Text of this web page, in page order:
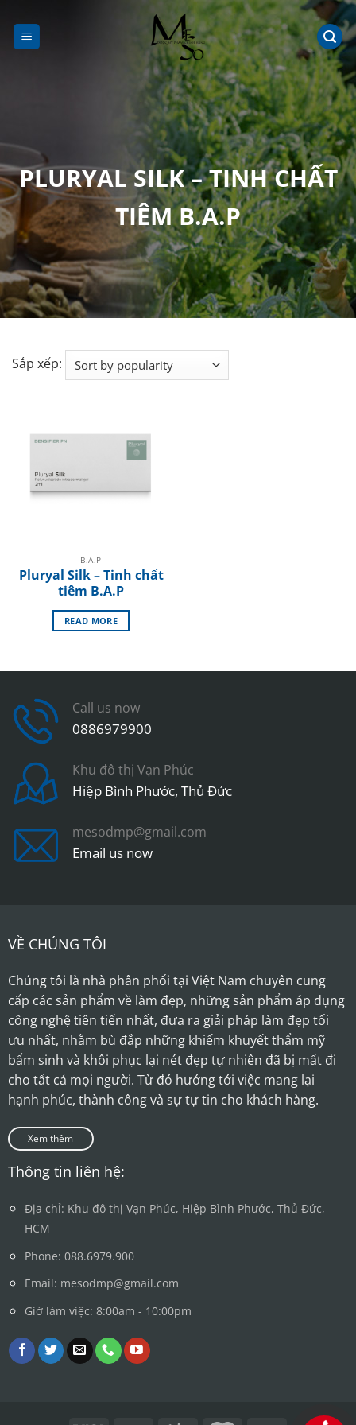
đến
nội
PLURYAL SILK – TINH CHẤT
TIÊM B.A.P
Sắp xếp:
B.A.P
Pluryal Silk – Tinh chất
tiêm B.A.P
READ MORE
Call us now
0886979900
Khu đô thị Vạn Phúc
Hiệp Bình Phước, Thủ Đức
mesodmp@gmail.com
Email us now
VỀ CHÚNG TÔI
Chúng tôi là nhà phân phối tại Việt Nam chuyên cung
cấp các sản phẩm về làm đẹp, những sản phẩm áp dụng
công nghệ tiên tiến nhất, đưa ra giải pháp làm đẹp tối
ưu nhất, nhằm bù đắp những khiếm khuyết thẩm mỹ
bẩm sinh và khôi phục lại nét đẹp tự nhiên đã bị mất đi
cho tất cả mọi người. Từ đó hướng tới việc mang lại
hạnh phúc, thành công và sự tự tin cho khách hàng.
Xem thêm
Thông tin liên hệ:
Địa chỉ: Khu đô thị Vạn Phúc, Hiệp Bình Phước, Thủ Đức,
HCM
Phone: 088.6979.900
Email: mesodmp@gmail.com
Giờ làm việc: 8:00am - 10:00pm